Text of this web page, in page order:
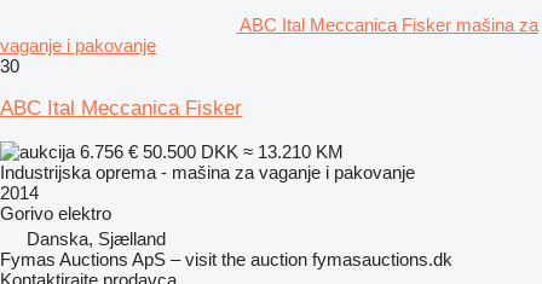
ABC Ital Meccanica Fisker mašina za
vaganje i pakovanje
30
ABC Ital Meccanica Fisker
6.756 € 50.500 DKK ≈ 13.210 KM
Industrijska oprema - mašina za vaganje i pakovanje
2014
Gorivo elektro
Danska, Sjælland
Fymas Auctions ApS – visit the auction fymasauctions.dk
Kontaktirajte prodavca